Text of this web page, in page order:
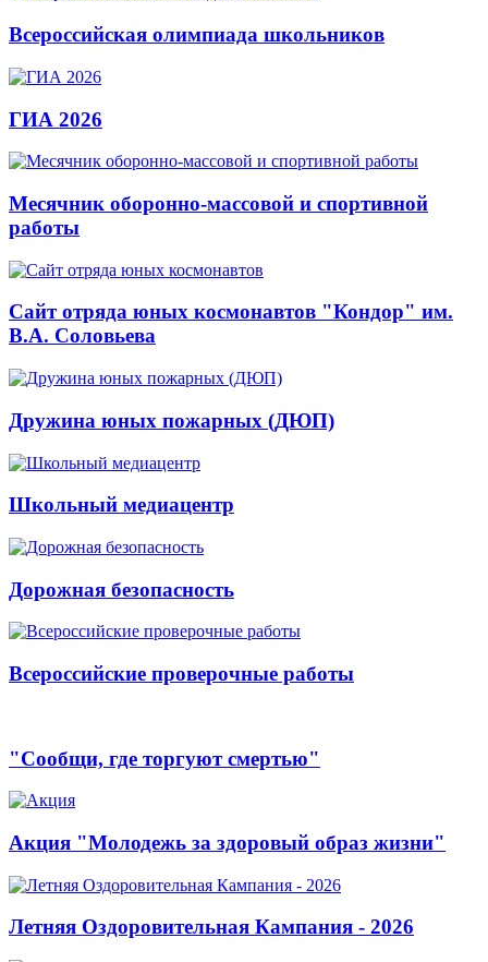
Всероссийская олимпиада школьников
ГИА 2026
Месячник оборонно-массовой и спортивной
работы
Сайт отряда юных космонавтов "Кондор" им.
В.А. Соловьева
Дружина юных пожарных (ДЮП)
Школьный медиацентр
Дорожная безопасность
Всероссийские проверочные работы
"Сообщи, где торгуют смертью"
Акция "Молодежь за здоровый образ жизни"
Летняя Оздоровительная Кампания - 2026